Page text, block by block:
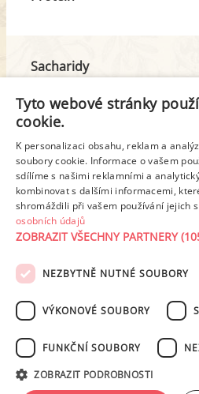
Sacharidy
z toho cukr
Tuk
z toho nas. mastné
Detailní
PODMÍNKY UŽITÍ ZÁSADY OCHRANY
NASTAVENÍ
tohoto serveru je bez písemného
Tyto webové stránky
cookie.
K personalizaci obsahu, reklam a
soubory cookie. Informace o vašem
sdílíme s našimi reklamními a
kombinovat s dalšími informacemi,
shromáždili při vašem používání jejich
osobních údajů
ZOBRAZIT VŠECHNY PARTNERY
NEZBYTNĚ NUTNÉ SOUBORY
VÝKONOVÉ SOUBORY
FUNKČNÍ SOUBORY
ZOBRAZIT PODROBNOSTI